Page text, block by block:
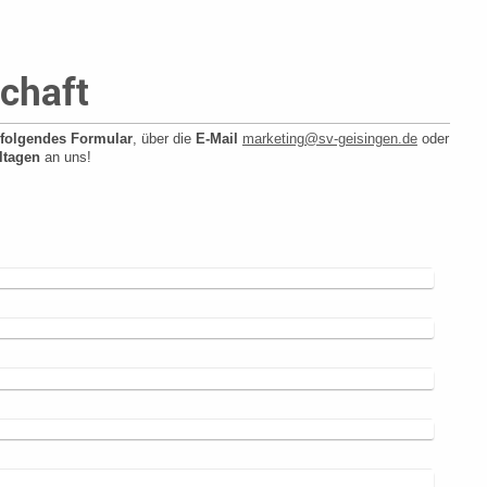
Formular, über die E-Mail marketing@sv-geisingen.deoder
an uns!